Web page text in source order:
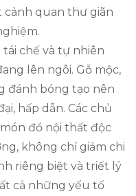
cảnh quan thư giãn
tái chế và tự nhiên
lên ngôi. Gỗ mộc,
đánh bóng tạo nên
hấp dẫn. Các chủ
đồ nội thất độc
không chỉ giảm chi
riêng biệt và triết lý
cả những yếu tố